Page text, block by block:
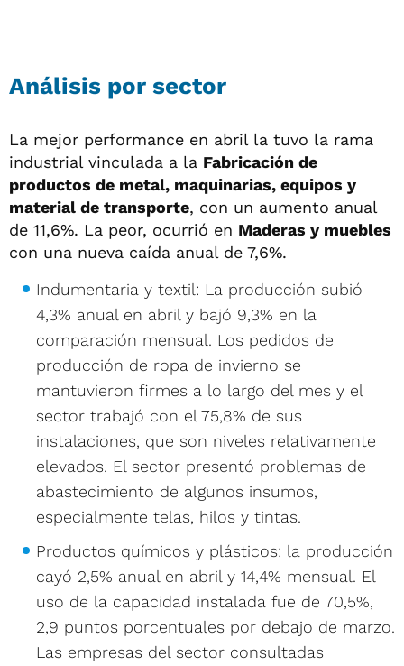
Análisis por sector
La mejor performance en abril la tuvo la rama
industrial vinculada a la Fabricación de
productos de metal, maquinarias, equipos y
material de transporte, con un aumento anual
de 11,6%. La peor, ocurrió en Maderas y muebles
con una nueva caída anual de 7,6%.
Indumentaria y textil: La producción subió
4,3% anual en abril y bajó 9,3% en la
comparación mensual. Los pedidos de
producción de ropa de invierno se
mantuvieron firmes a lo largo del mes y el
sector trabajó con el 75,8% de sus
instalaciones, que son niveles relativamente
elevados. El sector presentó problemas de
abastecimiento de algunos insumos,
especialmente telas, hilos y tintas.
Productos químicos y plásticos: la producción
cayó 2,5% anual en abril y 14,4% mensual. El
uso de la capacidad instalada fue de 70,5%,
2,9 puntos porcentuales por debajo de marzo.
Las empresas del sector consultadas